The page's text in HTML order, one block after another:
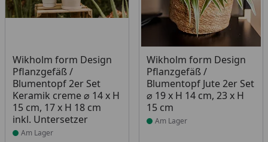
Wikholm form Design
Pflanzgefäß /
Blumentopf 2er Set
Keramik creme ⌀ 14 x H
15 cm, 17 x H 18 cm
inkl. Untersetzer
Produkt am Lager
Am Lager
Wikholm form Design
Pflanzgefäß /
Blumentopf Jute 2er Set
⌀ 19 x H 14 cm, 23 x H
15 cm
Produkt am Lager
Am Lager